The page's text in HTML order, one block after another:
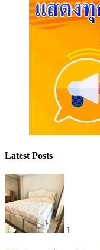
Latest Posts
1